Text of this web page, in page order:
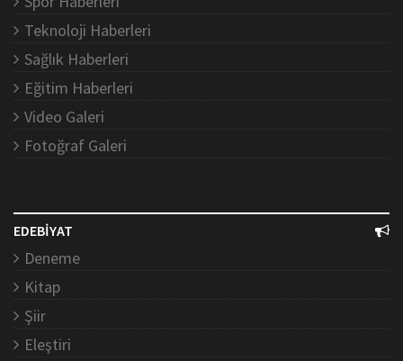
Teknoloji Haberleri
Sağlık Haberleri
Eğitim Haberleri
Video Galeri
Fotoğraf Galeri
EDEBİYAT
Deneme
Kitap
Şiir
Eleştiri